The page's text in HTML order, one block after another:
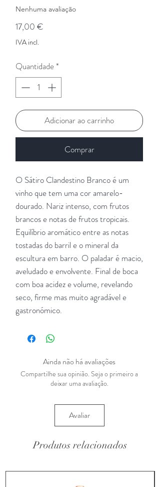
Nenhuma avaliação
17,00 €
IVA incl.
Quantidade*
Adicionar ao carrinho
Comprar
O Sátiro Clandestino Branco é um
vinho que tem uma cor amarelo-
dourado. Nariz intenso, com frutos
brancos e notas de frutos tropicais.
Equilíbrio aromático entre as notas
tostadas do barril e o mineral da
escultura em barro. O paladar é macio,
aveludado e envolvente. Final de boca
com boa acidez e volume, revelando
seco, firme mas muito agradável e
gastronómico.
Ainda não há avaliações
Compartilhe sua opinião. Seja o primeiro a
deixar uma avaliação.
Avaliar
Produtos relacionados